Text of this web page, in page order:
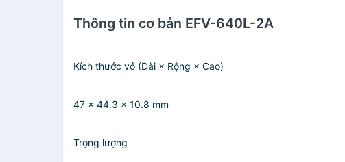
Thông tin cơ bản EFV-640L-2A
Kích thước vỏ (Dài × Rộng × Cao)
47 × 44.3 × 10.8 mm
Trọng lượng